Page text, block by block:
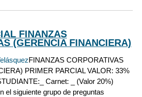
FINANZAS
(GERENCIA FINANCIERA)
FINANZAS CORPORATIVAS
PRIMER PARCIAL VALOR: 33%
Carnet: _ (Valor 20%)
el siguiente grupo de preguntas